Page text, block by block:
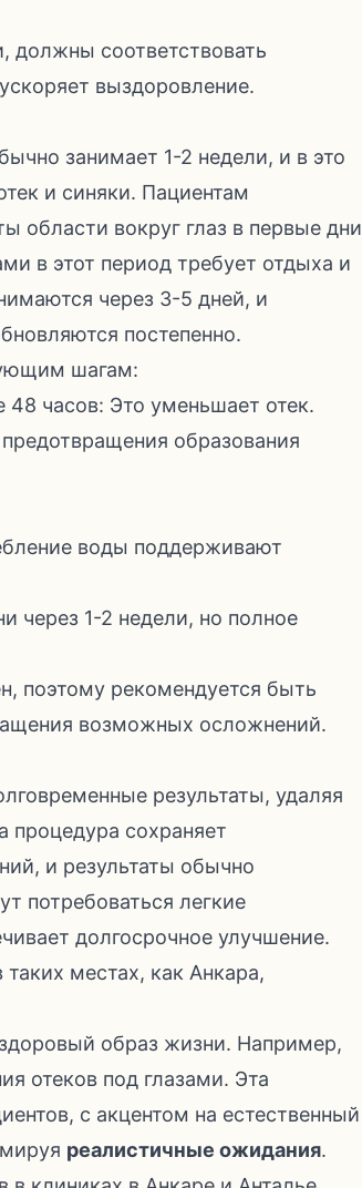
должны соответствовать
выздоровление.
занимает 1-2 недели, и в это
и синяки. Пациентам
области вокруг глаз в первые дни
в этот период требует отдыха и
через 3-5 дней, и
постепенно.
шагам:
часов: Это уменьшает отек.
образования
воды поддерживают
через 1-2 недели, но полное
поэтому рекомендуется быть
возможных осложнений.
результаты, удаляя
процедура сохраняет
и результаты обычно
потребоваться легкие
долгосрочное улучшение.
местах, как Анкара,
образ жизни. Например,
отеков под глазами. Эта
с акцентом на естественный
реалистичные ожидания.